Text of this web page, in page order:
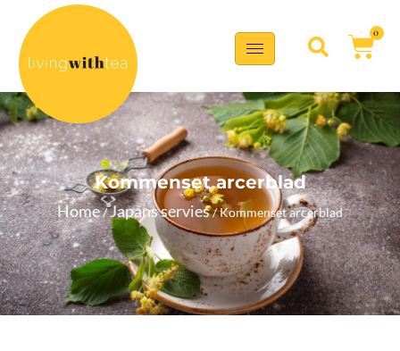
0
Kommenset arcerblad
Home/Japans servies/ Kommenset arcerblad